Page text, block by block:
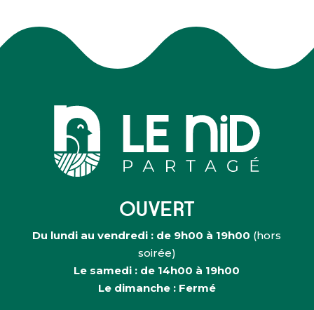
OUVERT
Du lundi au vendredi : de 9h00 à 19h00 (hors
soirée)
Le samedi : de 14h00 à 19h00
Le dimanche : Fermé